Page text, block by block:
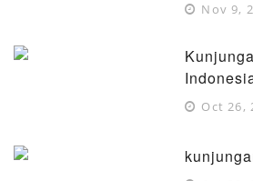
Nov 9,
Oct 26,